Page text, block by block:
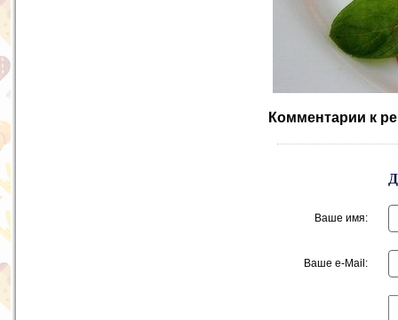
Комментарии к
Ваше имя:
Ваше e-Mail: